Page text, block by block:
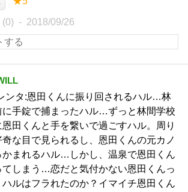
(0) 2018/09/26
ンタ:恩田くんに振り回されるハル…林
に手錠で捕まったハル…ずっと林間学校
田くんと手を繋いで過ごすハル。周り
な目で見られるし、恩田くんの元カノ
かまれるハル…しかし、温泉で恩田くん
てしまう…恋だと気付かない恩田くんっ
ルはフラれたのか？イマイチ恩田くん